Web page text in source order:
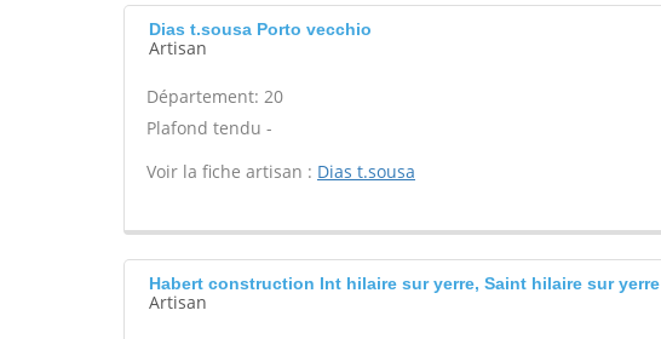
Dias t.sousa Porto vecchio
Artisan
Département: 20
Plafond tendu -
Voir la fiche artisan : Dias t.sousa
Habert construction Int hilaire sur yerre, Saint hilaire sur yerre
Artisan